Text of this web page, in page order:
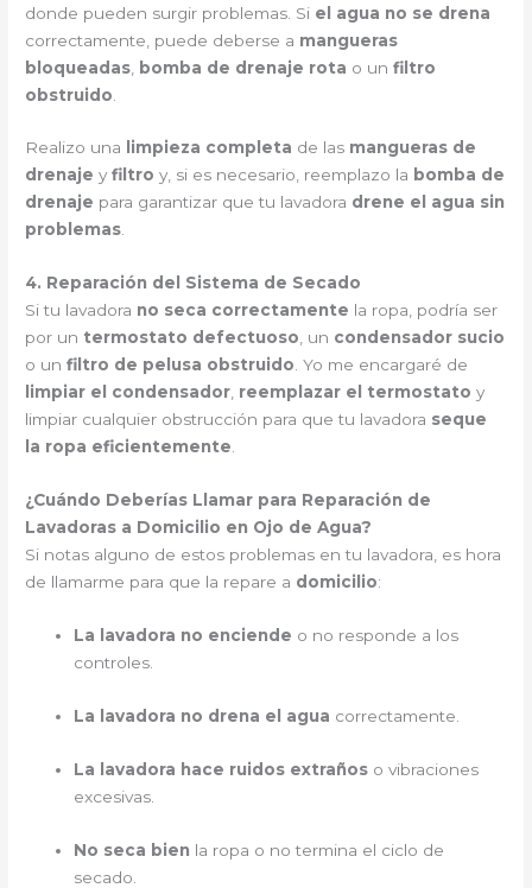
donde pueden surgir problemas. Si el agua no se drena
correctamente, puede deberse a mangueras
bloqueadas bomba de drenaje rota o unfiltro
obstruido
Realizo una limpieza completa de las mangueras de
drenaje yfiltro y, si es necesario, reemplazo la bomba de
drenaje para garantizar que tu lavadora drene el agua sin
problemas.
4. Reparación del Sistema de Secado
Si tu lavadora no seca correctamente la ropa, podría ser
por un termostato defectuoso, un condensador sucio
o unfiltro de pelusa obstruido. Yo me encargaré de
limpiar el condensador, reemplazar el termostato y
limpiar cualquier obstrucción para que tu lavadora seque
la ropa eficientemente.
¿Cuándo Deberías Llamar para Reparación de
Lavadoras a Domicilio en Ojo de Agua?
Si notas alguno de estos problemas en tu lavadora, es hora
de llamarme para que la repare a domicilio:
La lavadora no enciende o no responde a los
controles.
La lavadora no drena el agua correctamente.
La lavadora hace ruidos extraños o vibraciones
excesivas.
No seca bien la ropa o no termina el ciclo de
secado.